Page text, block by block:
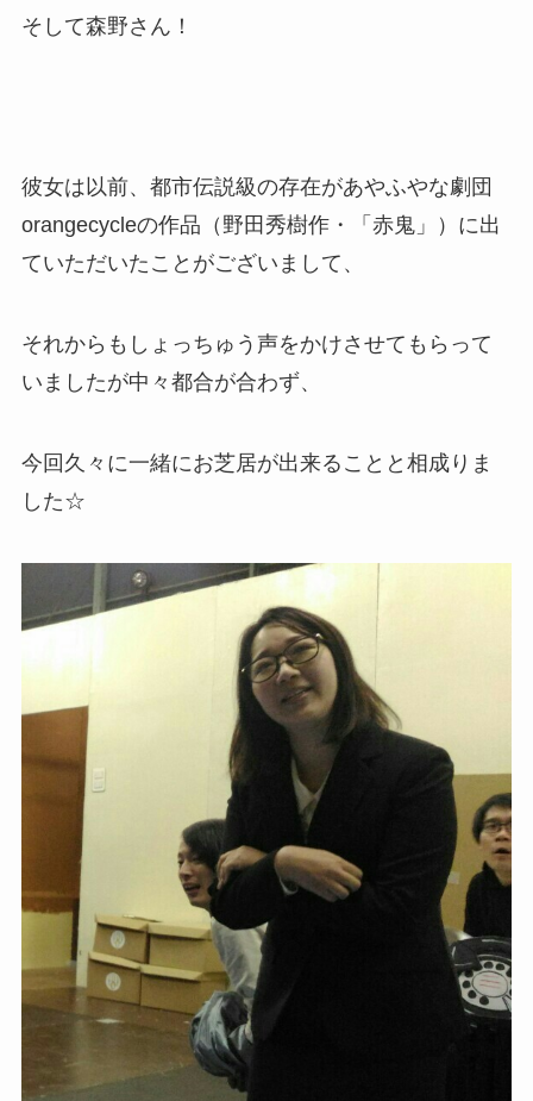
そして森野さん！
彼女は以前、都市伝説級の存在があやふやな劇団
orangecycleの作品（野田秀樹作・「赤鬼」）に出
ていただいたことがございまして、
それからもしょっちゅう声をかけさせてもらって
いましたが中々都合が合わず、
今回久々に一緒にお芝居が出来ることと相成りま
した☆